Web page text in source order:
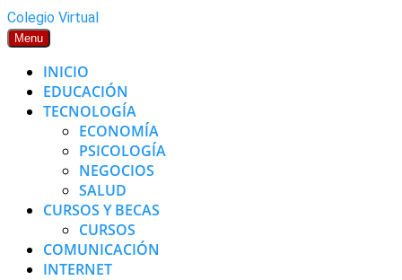
Skip
to
Colegio Virtual
Menu
INICIO
EDUCACIÓN
TECNOLOGÍA
ECONOMÍA
PSICOLOGÍA
NEGOCIOS
SALUD
CURSOS Y BECAS
CURSOS
COMUNICACIÓN
INTERNET